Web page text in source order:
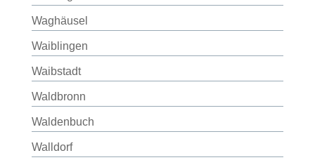
Waghäusel
Waiblingen
Waibstadt
Waldbronn
Waldenbuch
Walldorf